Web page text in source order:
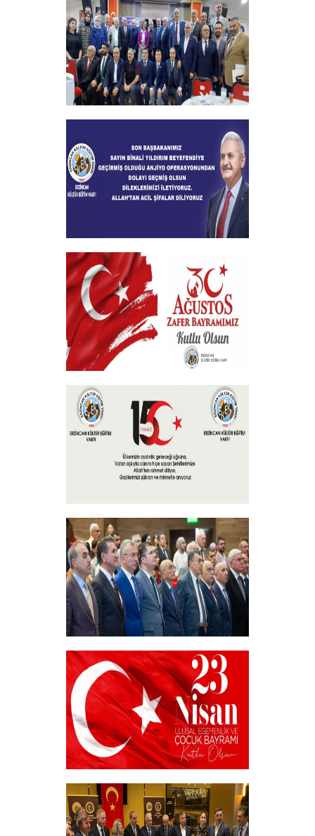
+
2024-2025 Burs Toplantısında 7000
+
Geçmiş Olsun Mesajı
+
30 Ağustos Zafer Bayramı
+
15 Temmuz 2024
+
Akademik Bilim, Sanat ve Spor Ödülleri”
Sahiplerini Buldu.
+
23 NİSAN
+